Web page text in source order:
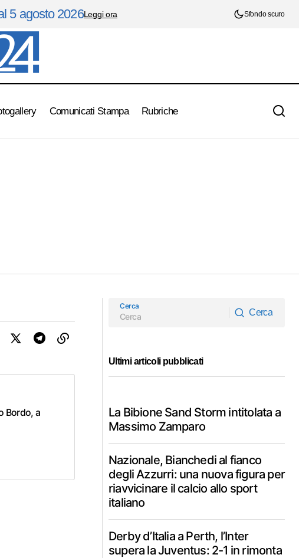
5 agosto 2026Leggi ora Sfondo scuro
Comunicati Stampa Rubriche
Bordo, a
Cerca
Cerca
Ultimi articoli pubblicati
La Bibione Sand Storm intitolata a
Massimo Zamparo
Nazionale, Bianchedi al fianco
degli Azzurri: una nuova figura per
riavvicinare il calcio allo sport
italiano
Derby d’Italia a Perth, l’Inter
supera la Juventus: 2-1 in rimonta